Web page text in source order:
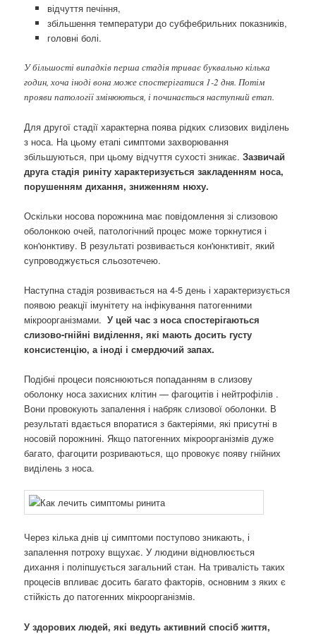
відчуття печіння,
збільшення температури до субфебрильних показників,
головні болі.
У більшості випадків перша стадія триває буквально кілька
годин, хоча іноді вона може спостерігатися 1-2 дня. Потім
прояви патології змінюються, і починається наступний етап.
Для другої стадії характерна поява рідких слизових виділень
з носа. На цьому етапі симптоми захворювання
збільшуються, при цьому відчуття сухості зникає.Зазвичай
друга стадія риніту характеризується закладенням носа,
порушенням дихання, зниженням нюху.
Оскільки носова порожнина має повідомлення зі слизовою
оболонкою очей, патологічний процес може торкнутися і
кон'юнктиву. В результаті розвивається кон'юнктивіт, який
супроводжується сльозотечею.
Наступна стадія розвивається на 4-5 день і характеризується
появою реакції імунітету на інфікування патогенними
мікроорганізмами. У цей час з носа спостерігаються
слизово-гнійні виділення, які мають досить густу
консистенцію, а іноді і смердючий запах.
Подібні процеси пояснюються попаданням в слизову
оболонку носа захисних клітин — фагоцитів і нейтрофілів .
Вони провокують запалення і набряк слизової оболонки. В
результаті вдається впоратися з бактеріями, які присутні в
носовій порожнині. Якщо патогенних мікроорганізмів дуже
багато, фагоцити розриваються, що провокує появу гнійних
виділень з носа.
Через кілька днів ці симптоми поступово зникають, і
запалення потроху вщухає. У людини відновлюється
дихання і поліпшується загальний стан. На тривалість таких
процесів впливає досить багато факторів, основним з яких є
стійкість до патогенних мікроорганізмів.
У здорових людей, які ведуть активний спосіб життя,